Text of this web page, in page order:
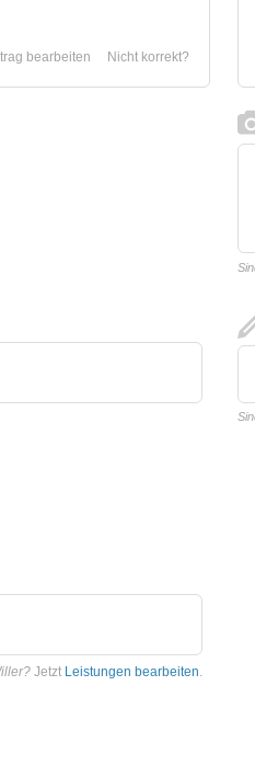
Nicht korrekt?
bearbeiten
Jetzt Leistungen bearbeiten.